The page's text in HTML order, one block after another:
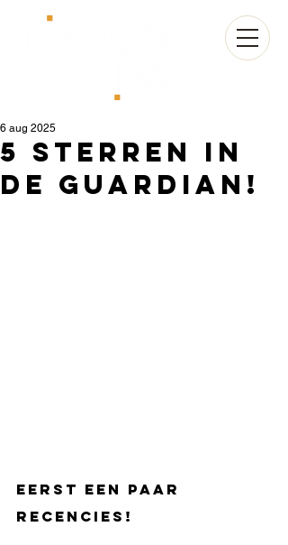
5 Sterren in
de Guardian!
6 aug 2025
Eerst een paar
recencies!